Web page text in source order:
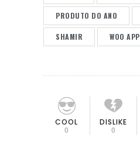
PRODUTO DO ANO
SHAMIR WOO APP
COOL
0
DISLIKE
0